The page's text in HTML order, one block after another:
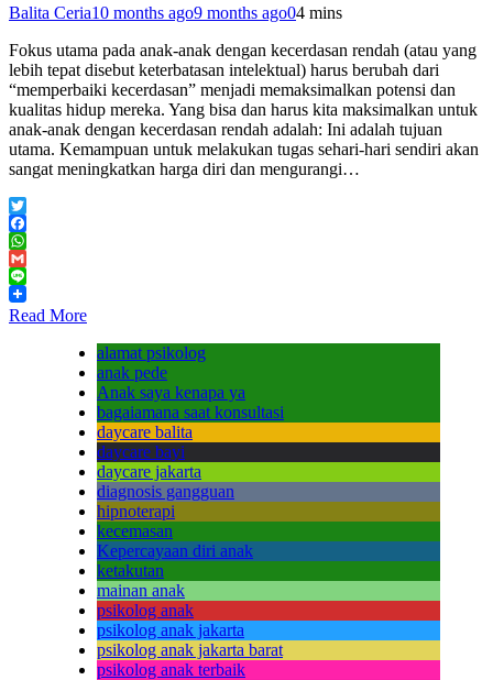
Balita Ceria10 months ago9 months ago04 mins
Fokus utama pada anak-anak dengan kecerdasan rendah (atau yang
lebih tepat disebut keterbatasan intelektual) harus berubah dari
“memperbaiki kecerdasan” menjadi memaksimalkan potensi dan
kualitas hidup mereka. Yang bisa dan harus kita maksimalkan untuk
anak-anak dengan kecerdasan rendah adalah: Ini adalah tujuan
utama. Kemampuan untuk melakukan tugas sehari-hari sendiri akan
sangat meningkatkan harga diri dan mengurangi…
Twitter
Facebook
WhatsApp
Gmail
Line
Read More
alamat psikolog
anak pede
Anak saya kenapa ya
bagaiamana saat konsultasi
daycare balita
daycare bayi
daycare jakarta
diagnosis gangguan
hipnoterapi
kecemasan
Kepercayaan diri anak
ketakutan
mainan anak
psikolog anak
psikolog anak jakarta
psikolog anak jakarta barat
psikolog anak terbaik